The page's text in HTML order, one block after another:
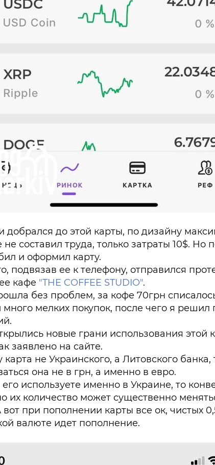
добрался до этой карты, по дизайну
не составил труда, только затраты 10$. Но
и оформил карту.
подвязав ее к телефону, отправился
кафе "THE COFFEE STUDIO".
без проблем, за кофе 70грн
мелких покупок, после чего я
новые грани использования этой
заявлено на сайте.
карта не Украинского, а Литовского
она не в грн, а именно в евро.
используете именно в Украине, то
их количество может существенно
при пополнении карты все ок, чистых
валюте идет пополнение.